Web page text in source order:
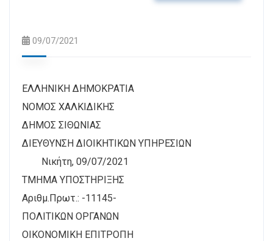
09/07/2021
ΕΛΛΗΝΙΚΗ ΔΗΜΟΚΡΑΤΙΑ
ΝΟΜΟΣ ΧΑΛΚΙΔΙΚΗΣ
ΔΗΜΟΣ ΣΙΘΩΝΙΑΣ
ΔΙΕΥΘΥΝΣΗ ΔΙΟΙΚΗΤΙΚΩΝ ΥΠΗΡΕΣΙΩΝ
Νικήτη, 09/07/2021
ΤΜΗΜΑ ΥΠΟΣΤΗΡΙΞΗΣ
Αριθμ.Πρωτ.: -11145-
ΠΟΛΙΤΙΚΩΝ ΟΡΓΑΝΩΝ
ΟΙΚΟΝΟΜΙΚΗ ΕΠΙΤΡΟΠΗ